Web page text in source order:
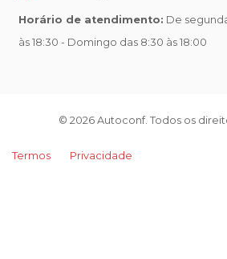
Horário de atendimento: De
às 18:30 - Domingo das 8:30 às 18:00
© 2026 Autoconf. Todos os
Termos Privacidade